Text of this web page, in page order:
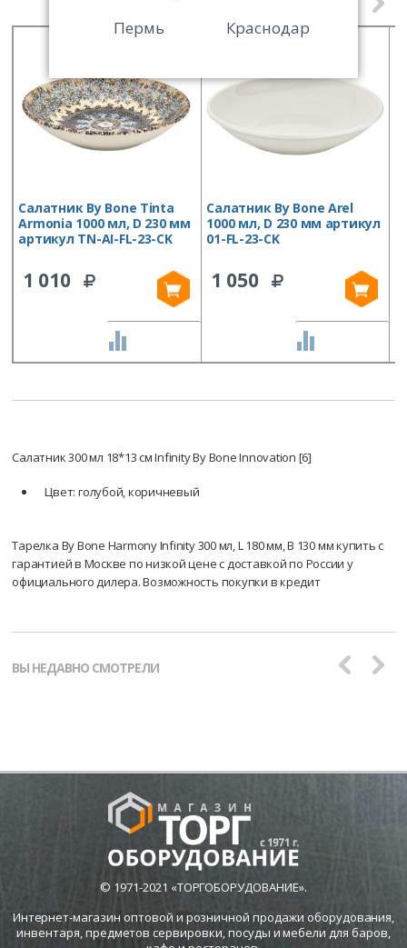
Салатник By Bone Tinta
Armonia 1000 мл, D 230 мм
артикул TN-AI-FL-23-CK
1 010
Салатник By Bone Arel
1000 мл, D 230 мм артикул
01-FL-23-CK
1 050
Салатник 300 мл 18*13 см Infinity By Bone Innovation [6]
Цвет: голубой, коричневый
Тарелка By Bone Harmony Infinity 300 мл, L 180 мм, B 130 мм купить с
гарантией в Москве по низкой цене с доставкой по России у
официального дилера. Возможность покупки в кредит
ВЫ НЕДАВНО СМОТРЕЛИ
© 1971-2021 «ТОРГОБОРУДОВАНИЕ».
Интернет-магазин оптовой и розничной продажи оборудования,
инвентаря, предметов сервировки, посуды и мебели для баров,
Пермь
Краснодар